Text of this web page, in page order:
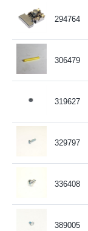
294764
306479
319627
329797
336408
389005